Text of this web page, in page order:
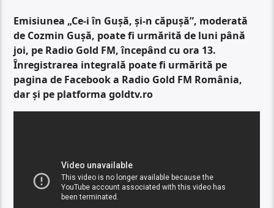
Emisiunea „Ce-i în Gușă, și-n căpușă”, moderată
de Cozmin Gușă, poate fi urmărită de luni până
joi, pe Radio Gold FM, începând cu ora 13.
Înregistrarea integrală poate fi urmărită pe
pagina de Facebook a Radio Gold FM România,
dar și pe platforma goldtv.ro